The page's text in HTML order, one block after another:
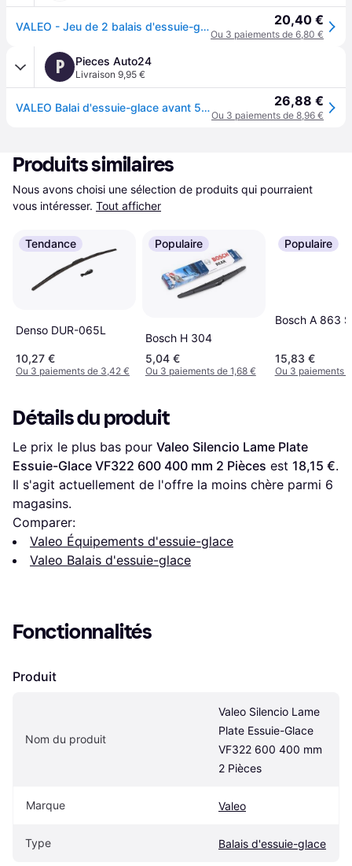
VALEO - Jeu de 2 balais d'essuie-glace 574363 - 600+400 mm - Réf. 574363 20,40 €
Ou 3 paiements de 6,80 €
P Pieces Auto24
Livraison 9,95 €
VALEO Balai d'essuie-glace avant 574363 Essuie-glace,Balai essuie-glace RENAULT,PEUGEOT,CITROËN,Clio III Schrägheck (BR0/1, CR0/1) 26,88 €
Ou 3 paiements de 8,96 €
Produits similaires
Nous avons choisi une sélection de produits qui pourraient
vous intéresser. Tout afficher
Tendance
Denso DUR-065L
10,27 €
Ou 3 paiements de 3,42 €
Populaire
Bosch H 304
5,04 €
Ou 3 paiements de 1,68 €
Populaire
Bosch A 863 S
15,83 €
Ou 3 paiements
Détails du produit
Le prix le plus bas pour Valeo Silencio Lame Plate
Essuie-Glace VF322 600 400 mm 2 Pièces est 18,15 €.
Il s'agit actuellement de l'offre la moins chère parmi 6
magasins.
Comparer:
Valeo Équipements d'essuie-glace
Valeo Balais d'essuie-glace
Fonctionnalités
Produit
Nom du produit
Valeo Silencio Lame
Plate Essuie-Glace
VF322 600 400 mm
2 Pièces
Marque Valeo
Type Balais d'essuie-glace